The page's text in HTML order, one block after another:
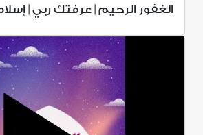
الغفور الرحيم | عرفتك ربي |